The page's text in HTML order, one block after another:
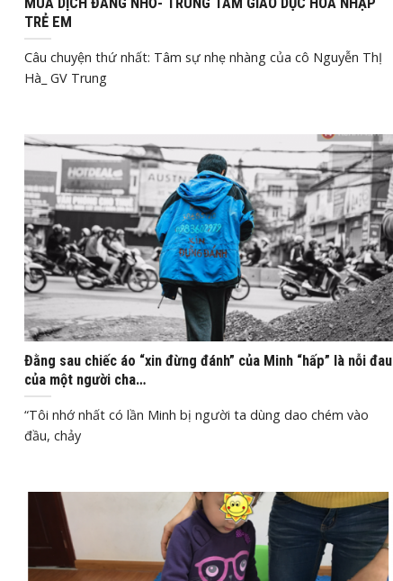
TRẺ EM
Câu chuyện thứ nhất: Tâm sự nhẹ nhàng của cô Nguyễn ThỊ
Hà_ GV Trung
Th1 4, 2020
Đằng sau chiếc áo “xin đừng đánh” của Minh “hấp” là nỗi đau
của một người cha…
“Tôi nhớ nhất có lần Minh bị người ta dùng dao chém vào
đầu, chảy